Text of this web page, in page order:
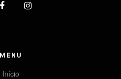
MENU
Início